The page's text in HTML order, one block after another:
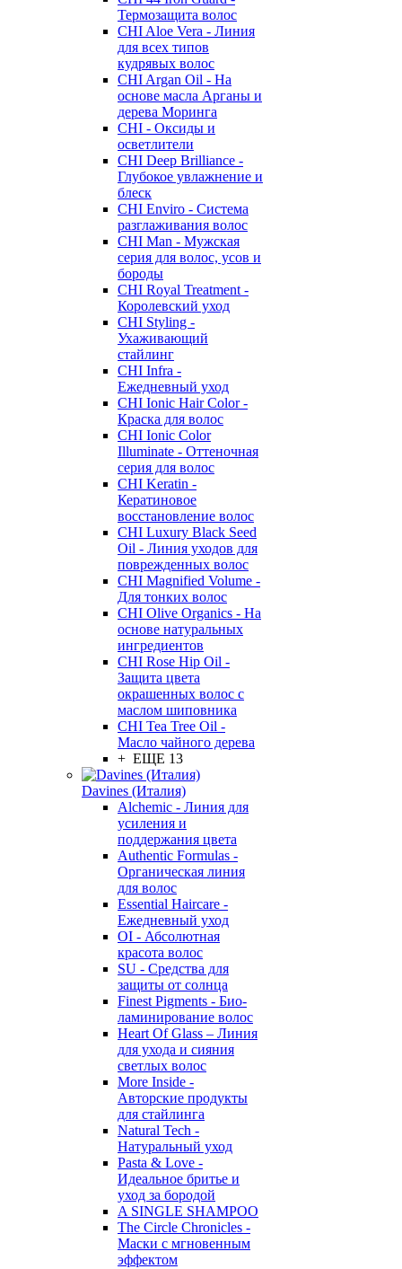
Термозащита волос
CHI Aloe Vera - Линия
для всех типов
кудрявых волос
CHI Argan Oil - На
основе масла Арганы и
дерева Моринга
CHI - Оксиды и
осветлители
CHI Deep Brilliance -
Глубокое увлажнение и
блеск
CHI Enviro - Система
разглаживания волос
CHI Man - Мужская
серия для волос, усов и
бороды
CHI Royal Treatment -
Королевский уход
CHI Styling -
Ухаживающий
стайлинг
CHI Infra -
Ежедневный уход
CHI Ionic Hair Color -
Краска для волос
CHI Ionic Color
Illuminate - Оттеночная
серия для волос
CHI Keratin -
Кератиновое
восстановление волос
CHI Luxury Black Seed
Oil - Линия уходов для
поврежденных волос
CHI Magnified Volume -
Для тонких волос
CHI Olive Organics - На
основе натуральных
ингредиентов
CHI Rose Hip Oil -
Защита цвета
окрашенных волос с
маслом шиповника
CHI Tea Tree Oil -
Масло чайного дерева
+ ЕЩЕ 13
Davines (Италия)
Alchemic - Линия для
усиления и
поддержания цвета
Authentic Formulas -
Органическая линия
для волос
Essential Haircare -
Eжедневный уход
OI - Абсолютная
красота волос
SU - Средства для
защиты от солнца
Finest Pigments - Био-
ламинирование волос
Heart Of Glass – Линия
для ухода и сияния
светлых волос
More Inside -
Авторские продукты
для стайлинга
Natural Tech -
Натуральный уход
Pasta & Love -
Идеальное бритье и
уход за бородой
A SINGLE SHAMPOO
The Circle Chronicles -
Маски с мгновенным
эффектом